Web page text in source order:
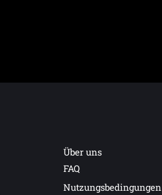
Über uns
FAQ
Nutzungsbedingungen